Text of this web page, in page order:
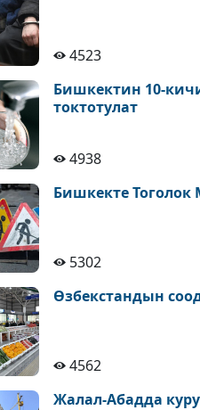
4523
Бишкектин 10-
токтотулат
4938
Бишкекте Тоголок
5302
Өзбекстандын
4562
Жалал-Абадда